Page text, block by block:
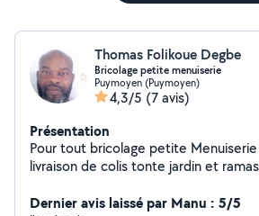
Thomas Folikoue Degbe
Bricolage petite menuiserie
Puymoyen (Puymoyen)
4,3/5 (7 avis)
Présentation
Pour tout bricolage petite Menuiserie , petite charpente
livraison de colis tonte jardin et
Dernier avis laissé par Manu : 5/5